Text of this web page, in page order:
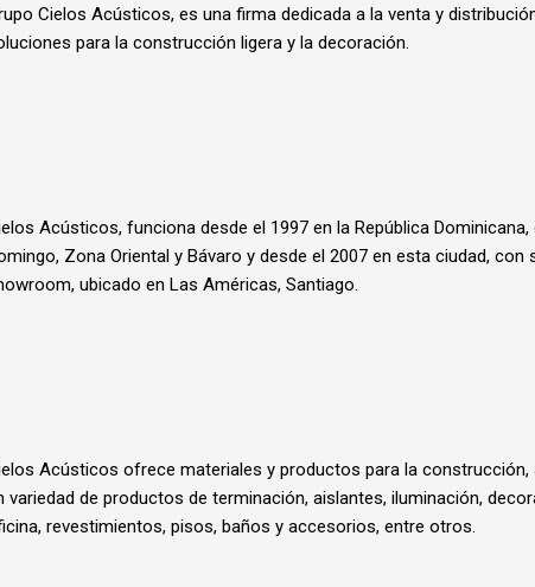
Cielos Acústicos, es una firma dedicada a la venta y
para la construcción ligera y la decoración.
Acústicos, funciona desde el 1997 en la República
Zona Oriental y Bávaro y desde el 2007 en esta ciudad, con
ubicado en Las Américas, Santiago.
Acústicos ofrece materiales y productos para la construcción,
variedad de productos de terminación, aislantes, iluminación,
revestimientos, pisos, baños y accesorios, entre otros.